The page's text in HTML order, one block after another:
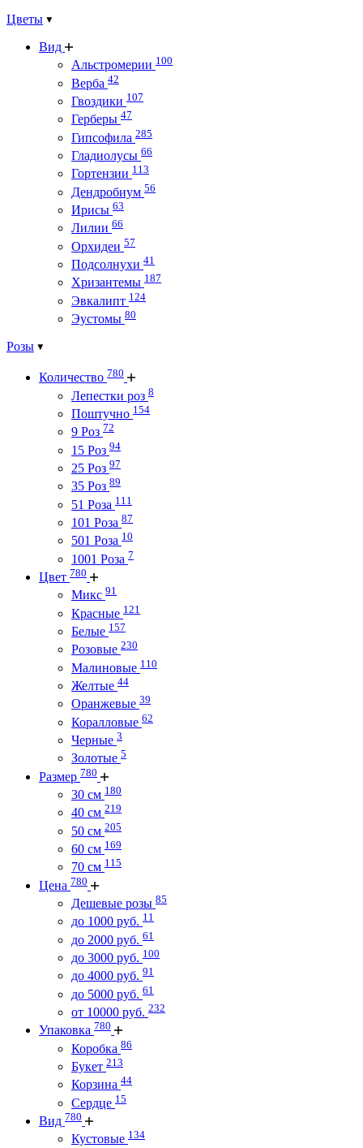
Цветы
Вид
Альстромерии 100
Верба 42
Гвоздики 107
Герберы 47
Гипсофила 285
Гладиолусы 66
Гортензии 113
Дендробиум 56
Ирисы 63
Лилии 66
Орхидеи 57
Подсолнухи 41
Хризантемы 187
Эвкалипт 124
Эустомы 80
Розы
Количество 780
Лепестки роз 8
Поштучно 154
9 Роз 72
15 Роз 94
25 Роз 97
35 Роз 89
51 Роза 111
101 Роза 87
501 Роза 10
1001 Роза 7
Цвет 780
Микс 91
Красные 121
Белые 157
Розовые 230
Малиновые 110
Желтые 44
Оранжевые 39
Коралловые 62
Черные 3
Золотые 5
Размер 780
30 см 180
40 см 219
50 см 205
60 см 169
70 см 115
Цена 780
Дешевые розы 85
до 1000 руб. 11
до 2000 руб. 61
до 3000 руб. 100
до 4000 руб. 91
до 5000 руб. 61
от 10000 руб. 232
Упаковка 780
Коробка 86
Букет 213
Корзина 44
Сердце 15
Вид 780
Кустовые 134